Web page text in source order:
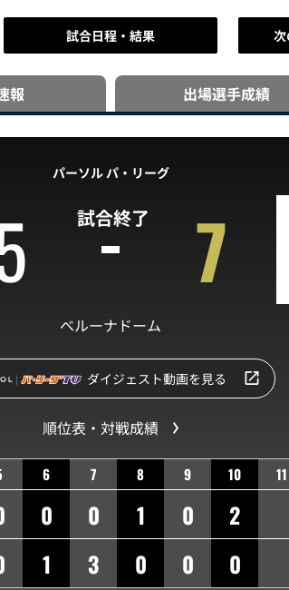
試合日程・結果
報 出場選手成績
パーソル パ・リーグ
試合終了 7
ベルーナドーム
ダイジェスト動画を見る
順位表・対戦成績
6 7 8 9 10 11
0 0 1 0
2
1 3 0 0 0